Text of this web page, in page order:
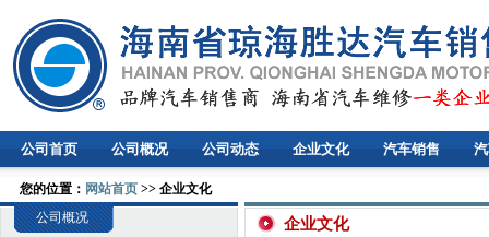
公司首页 公司概况 公司动态 企业文化 汽车销售
您的位置： 网站首页 >> 企业文化
公司概况
企业文化